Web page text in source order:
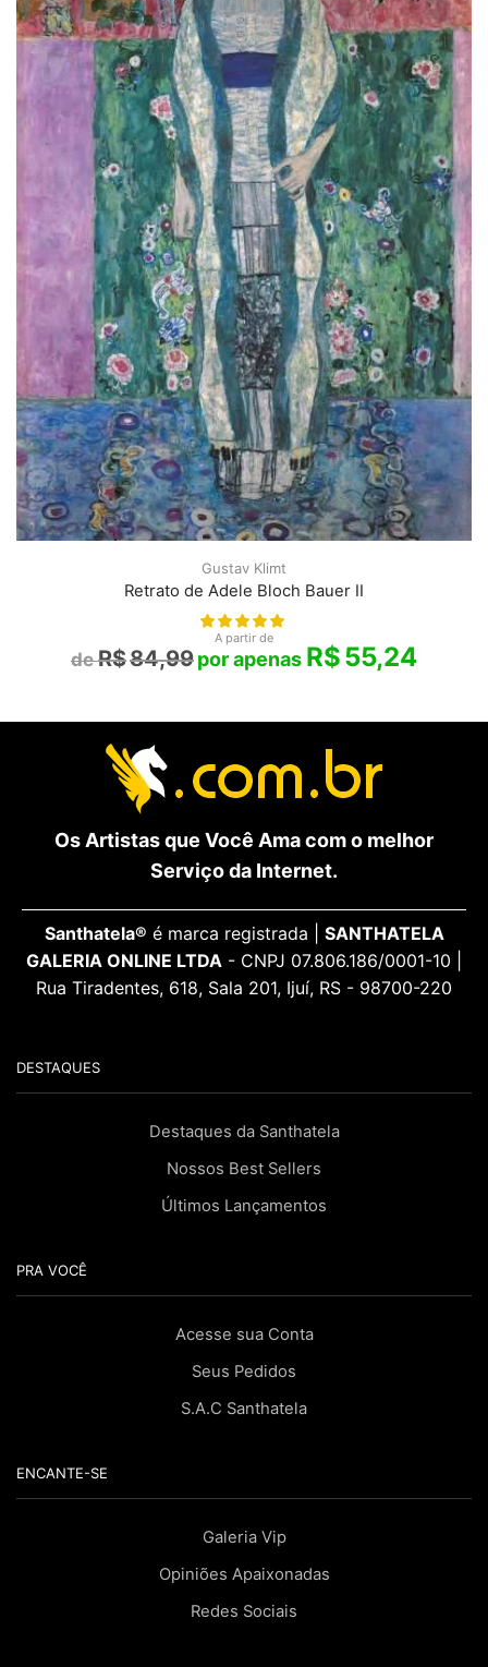
Gustav Klimt
Retrato de Adele Bloch Bauer II
A partir de
R$84,99 R$55,24
Os Artistas que Você Ama com o melhor
Serviço da Internet.
Santhatela® é marca registrada | SANTHATELA
GALERIA ONLINE LTDA - CNPJ 07.806.186/0001-10 |
Rua Tiradentes, 618, Sala 201, Ijuí, RS - 98700-220
DESTAQUES
Destaques da Santhatela
Nossos Best Sellers
Últimos Lançamentos
PRA VOCÊ
Acesse sua Conta
Seus Pedidos
S.A.C Santhatela
ENCANTE-SE
Galeria Vip
Opiniões Apaixonadas
Redes Sociais